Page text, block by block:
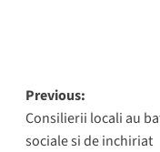
Post
navigation
Previous:
Consilierii locali au
sociale si de inchiriat